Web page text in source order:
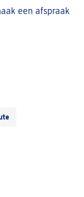
een afspraak